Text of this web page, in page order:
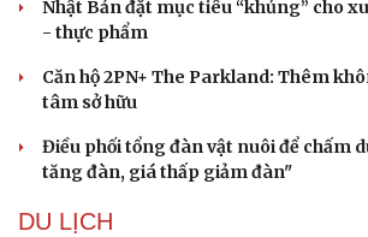
Nhật Bản đặt mục tiêu “khủng” cho
- thực phẩm
Căn hộ 2PN+ The Parkland: Thêm
tâm sở hữu
Điều phối tổng đàn vật nuôi để chấm
tăng đàn, giá thấp giảm đàn"
DU LỊCH